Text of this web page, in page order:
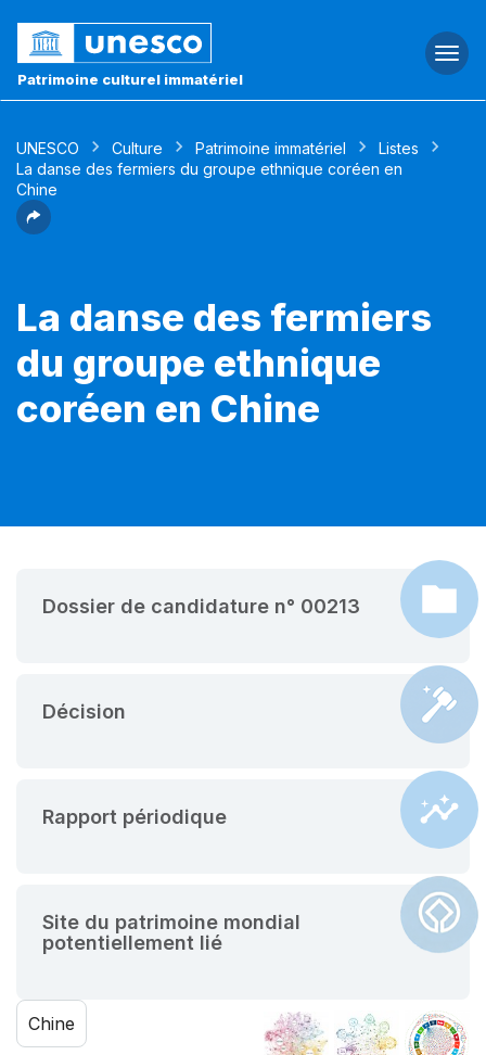
Patrimoine culturel immatériel
UNESCO Culture Patrimoine immatériel
Listes
La danse des fermiers du groupe ethnique coréen en
Chine
La danse des fermiers
du groupe ethnique
coréen en Chine
Dossier de candidature n° 00213
Décision
Rapport périodique
Site du patrimoine mondial
potentiellement lié
Chine